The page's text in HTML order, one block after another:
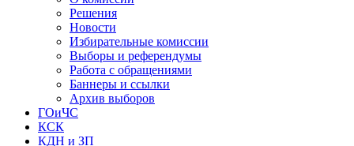
Решения
Новости
Избирательные комиссии
Выборы и референдумы
Работа с обращениями
Баннеры и ссылки
Архив выборов
ГОиЧС
КСК
КДН и ЗП